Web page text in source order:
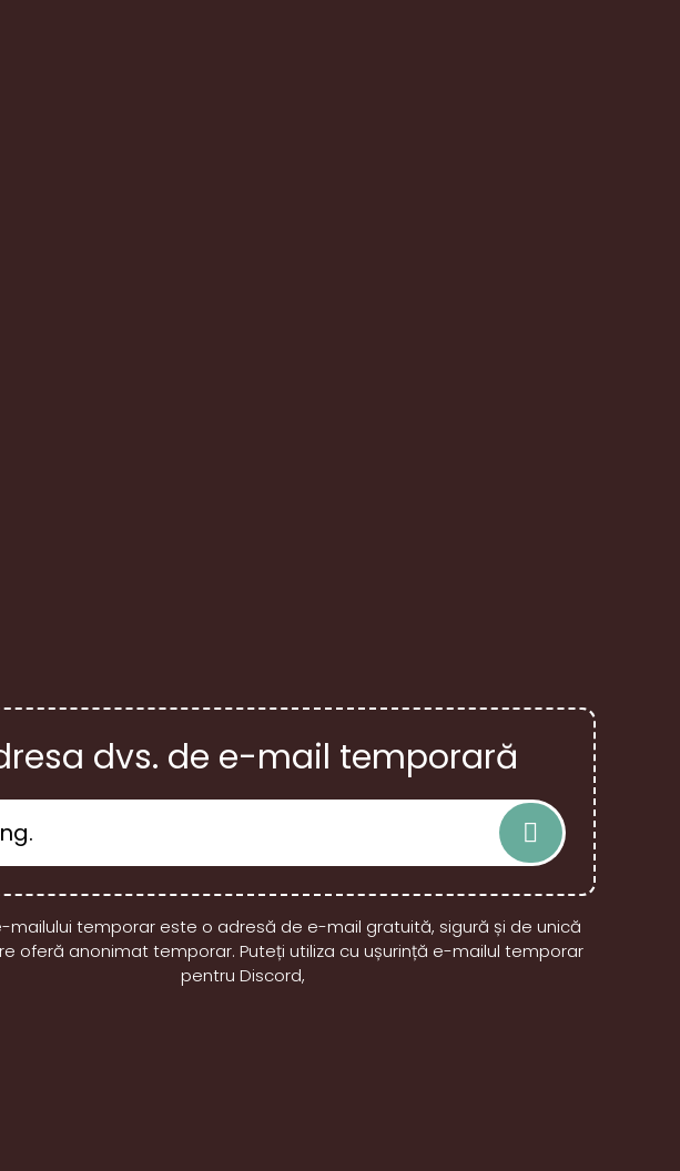
dvs. de e-mail temporară
mailului temporar este o adresă de e-mail gratuită, sigură și de unică
oferă anonimat temporar. Puteți utiliza cu ușurință e-mailul temporar
pentru Discord,